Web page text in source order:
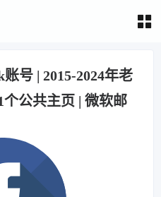
号 | 2015-2024年老
个公共主页 | 微软邮